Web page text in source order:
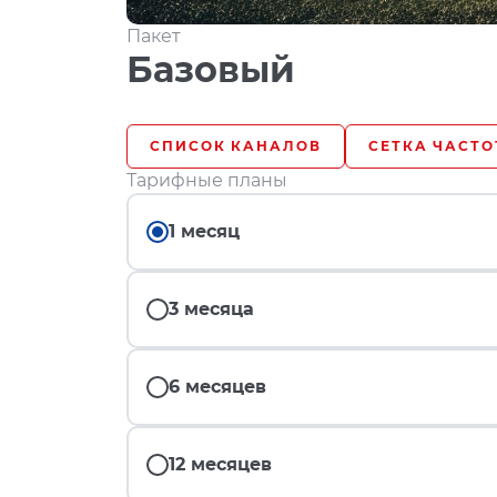
Пакет
Базовый
СПИСОК КАНАЛОВ СЕТКА
Тарифные планы
1 месяц
3 месяца
6 месяцев
12 месяцев